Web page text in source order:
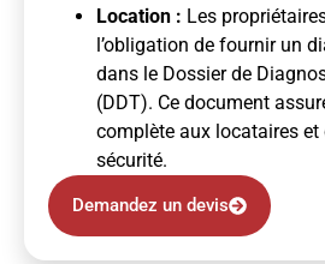
Location : Les
l’obligation de fournir un
dans le Dossier de
(DDT). Ce document
complète aux locataires et
sécurité.
Demandez un devis